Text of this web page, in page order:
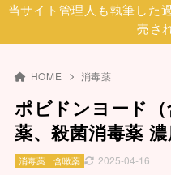
当サイト管理人も執筆した
売さ
HOME 消毒薬
ポビドンヨード
薬、殺菌消毒薬 濃
2025-04-16
消毒薬 含嗽薬